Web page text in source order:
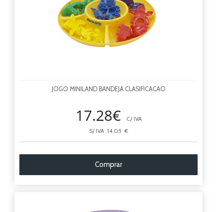
JOGO MINILAND BANDEJA CLASIFICACAO
17.28€
C/ IVA
S/ IVA 14.05 €
Comprar